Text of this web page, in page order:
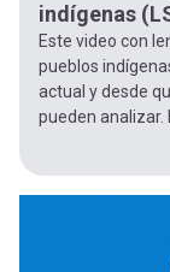
indígenas
Este video con
pueblos
actual y desde
pueden analizar.